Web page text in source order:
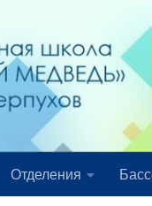
Отделения